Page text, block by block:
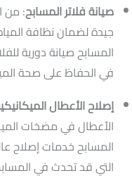
صيانة فلاتر المسابح: من
جيدة لضمان نظافة
المسابح صيانة دورية
في الحفاظ على صحة
إصلاح الأعطال
الأعطال في مضخات
المسابح خدمات إصلاح
التي قد تحدث في